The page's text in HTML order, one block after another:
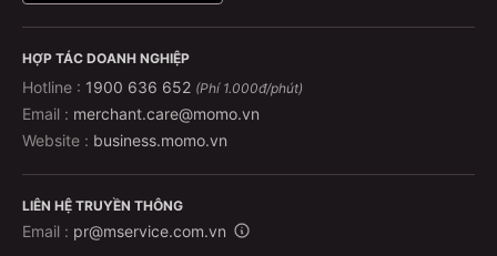
HỢP TÁC DOANH NGHIỆP
Hotline : 1900 636 652 (Phí 1.000đ/phút)
Email : merchant.care@momo.vn
Website : business.momo.vn
LIÊN HỆ TRUYỀN THÔNG
Email : pr@mservice.com.vn